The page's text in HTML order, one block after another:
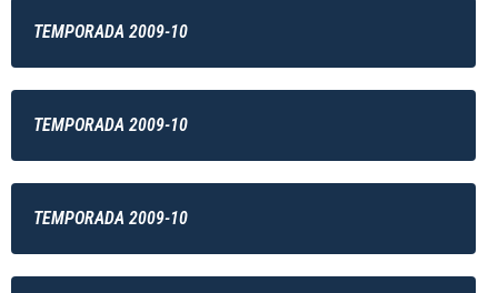
TEMPORADA 2009-10
TEMPORADA 2009-10
TEMPORADA 2009-10